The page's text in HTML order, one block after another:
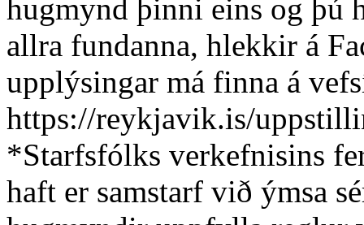
hugmynd þinni eins og
allra fundanna, hlekkir á
upplýsingar má finna á
https://reykjavik.is/
*Starfsfólks verkefnisins
haft er samstarf við ýmsa